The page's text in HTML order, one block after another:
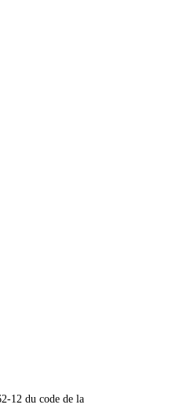
12 du code de la